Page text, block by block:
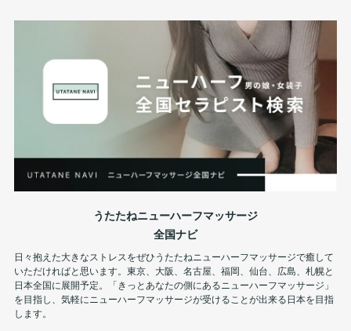
うたたねニューハーフマッサージ
全国ナビ
日々抱えた大きなストレスをぜひうたたねニューハーフマッサージで癒して
いただければと思います。東京、大阪、名古屋、福岡、仙台、広島、札幌と
日本全国に展開予定。「きっとあなたの側にあるニューハーフマッサージ」
を目指し、気軽にニューハーフマッサージが受けることが出来る日本を目指
します。